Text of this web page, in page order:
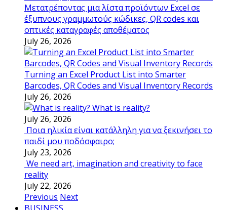
Μετατρέποντας μια λίστα προϊόντων Excel σε
έξυπνους γραμμωτούς κώδικες, QR codes και
οπτικές καταγραφές αποθέματος
July 26, 2026
Turning an Excel Product List into Smarter
Barcodes, QR Codes and Visual Inventory Records
July 26, 2026
What is reality?
July 26, 2026
Ποια ηλικία είναι κατάλληλη για να ξεκινήσει το
παιδί μου ποδόσφαιρο;
July 23, 2026
We need art, imagination and creativity to face
reality
July 22, 2026
Previous Next